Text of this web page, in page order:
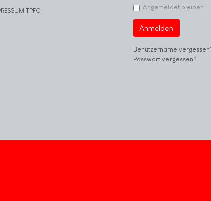
TPFC Angemeldet bleiben
Anmelden
Benutzername
Passwort vergessen?